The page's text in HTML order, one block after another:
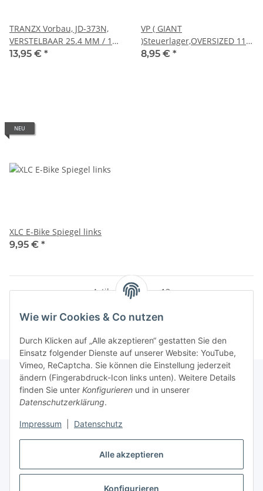
Alle akzeptieren
Konfigurieren
Wie wir Cookies & Co nutzen
Durch Klicken auf „Alle akzeptieren“ gestatten Sie den
Einsatz folgender Dienste auf unserer Website: YouTube,
Vimeo, ReCaptcha. Sie können die Einstellung jederzeit
ändern (Fingerabdruck-Icon links unten). Weitere Details
finden Sie unter Konfigurieren und in unserer
Datenschutzerklärung.
Impressum Datenschutz
TRANZX Vorbau, JD-373N,
VERSTELBAAR 25.4 MM / 180
MM
13,95 € *
VP ( GIANT
)Steuerlager,OVERSIZED 11/8
AHEAD 28.6/42.0/47.3
8,95 € *
NEU
XLC E-Bike Spiegel links
9,95 € *
Artikel 1 - 13 von 13
Informationen
Gesetzliche Informationen